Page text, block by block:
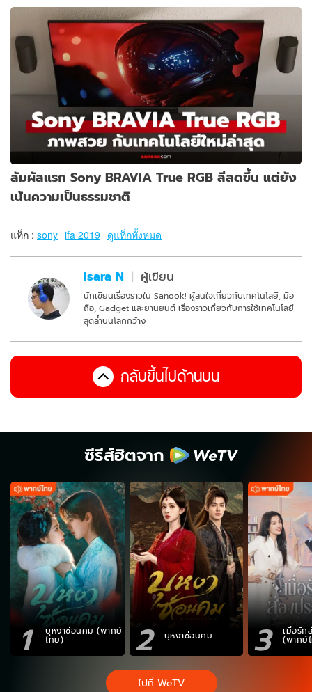
สัมผัสแรก Sony BRAVIA True RGB สีสดขึ้น แต่ยัง
เน้นความเป็นธรรมชาติ
แท็ก : sony ifa 2019 ดูแท็กทั้งหมด
Isara N ผู้เขียน
นักเขียนเรื่องราวใน Sanook! ผู้สนใจเกี่ยวกับเทคโนโลยี, มือ
ถือ, Gadget และยานยนต์ เรื่องราวเกี่ยวกับการใช้เทคโนโลยี
สุดล้ำบนโลกกว้าง
กลับขึ้นไปด้านบน
ซีรีส์ฮิตจาก
1 บุหงาซ่อนคม (พากย์
ไทย) 2 บุหงาซ่อนคม 3 เมื่อรัก
(พากย์
ไปที่ WeTV